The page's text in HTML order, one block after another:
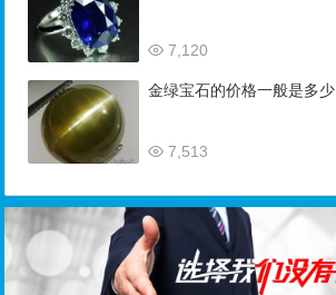
7,120
金绿宝石的价格一般是多少
7,513